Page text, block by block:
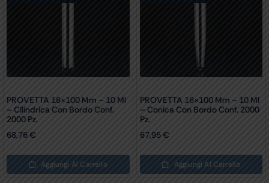
PROVETTA 16×100 Mm – 10 Ml
– Cilindrica Con Bordo Conf.
2000 Pz.
68,76€
Aggiungi Al Carrello
PROVETTA 16×100 Mm – 10 Ml
– Conica Con Bordo Conf. 2000
Pz.
67,95€
Aggiungi Al Carrello